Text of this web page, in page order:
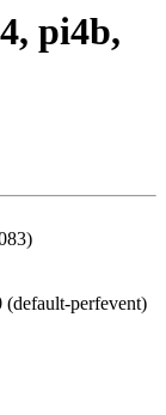
pi4b,
(default-perfevent)